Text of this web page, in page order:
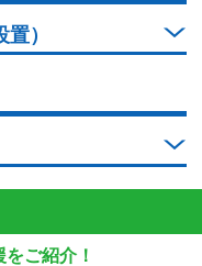
）
ご紹介！